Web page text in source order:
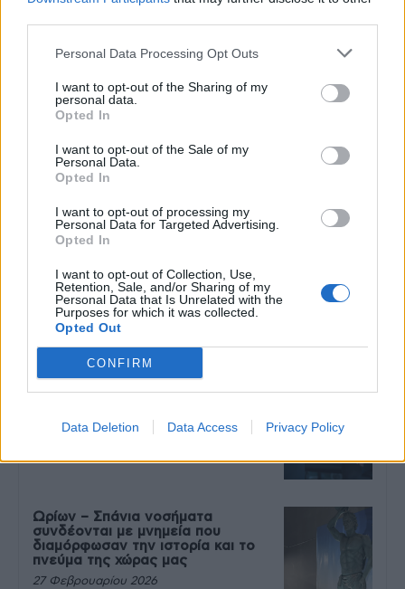
Personal Data Processing Opt Outs
I want to opt-out of the Sharing of my
personal data.
Opted In
I want to opt-out of the Sale of my
Personal Data.
Opted In
I want to opt-out of processing my
Personal Data for Targeted Advertising.
Opted In
I want to opt-out of Collection, Use,
Retention, Sale, and/or Sharing of my
Personal Data that Is Unrelated with the
Purposes for which it was collected.
Opted Out
CONFIRM
Data Deletion Data Access Privacy Policy
2 3
9 πράγματα που δεν πρέπει να
λέτε σε έναν επισκέπτη
27 Φεβρουαρίου 2026
Πάνω από 100 μωρά έχουν
γεννηθεί μέσω εξωσωματικής, με
την υποστήριξη της Be-Live
27 Φεβρουαρίου 2026
πάντα μετά την άσκηση
Ωρίων – Σπάνια νοσήματα
συνδέονται με μνημεία που
διαμόρφωσαν την ιστορία και το
πνεύμα της χώρας μας
27 Φεβρουαρίου 2026